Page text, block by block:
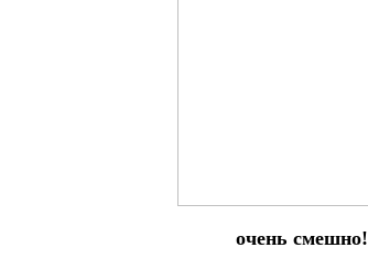
очень смешно!